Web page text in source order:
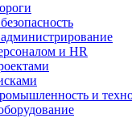
и HR
и